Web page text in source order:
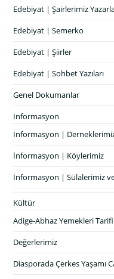
Edebiyat | Şairlerimiz
Edebiyat | Semerko
Edebiyat | Şiirler
Edebiyat | Sohbet Yazıları
Genel Dokumanlar
İnformasyon
İnformasyon |
İnformasyon | Köylerimiz
İnformasyon | Sülalerimiz
Kültür
Adige-Abhaz Yemekleri Tarifi
Değerlerimiz
Diasporada Çerkes Yaşamı